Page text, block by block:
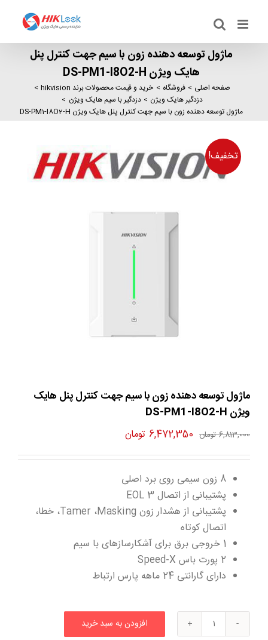
content
ماژول توسعه دهنده زون با سیم جهت کنترل پنل
هایک ویژن DS-PM1-I8O2-H
صفحه اصلی فروشگاه
خرید و قیمت محصولات برند hikvision
دزدگیر هایک ویژن
دزدگیر با سیم هایک ویژن
ماژول توسعه دهنده زون با سیم جهت کنترل پنل هایک ویژن DS-PM1-I8O2-H
تخفیف!
ماژول توسعه دهنده زون با سیم جهت کنترل پنل هایک
ویژن DS-PM1-I8O2-H
6,813,000تومان قیمت
بود.
6,472,350 تومانقیمت
است.
8 زون سیمی روی برد اصلی
پشتیبانی از اتصال 3 EOL
پشتیبانی از هشدار زون Tamer ،Masking، خطا،
اتصال کوتاه
1 خروجی برق برای آشکارسازهای با سیم
2 پورت باس Speed-X
دارای گارانتی 24 ماهه پارس ارتباط
ماژول
افزودن به سبد خرید